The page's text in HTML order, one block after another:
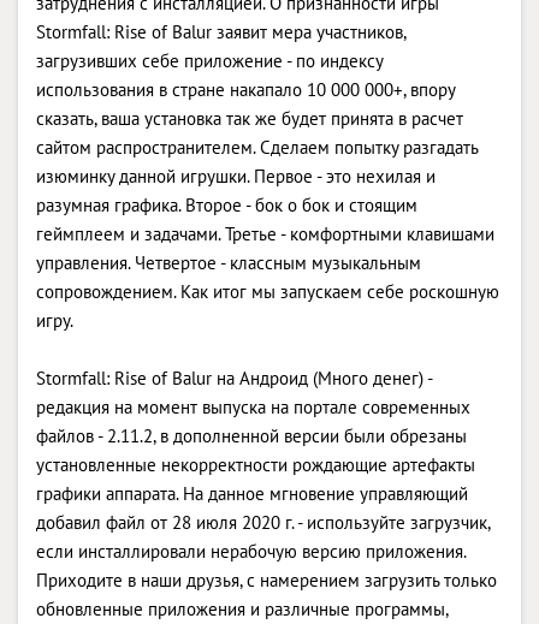
Stormfall: Rise of Balur заявит мера участников,
загрузивших себе приложение - по индексу
использования в стране накапало 10 000 000+, впору
сказать, ваша установка так же будет принята в расчет
сайтом распространителем. Сделаем попытку разгадать
изюминку данной игрушки. Первое - это нехилая и
разумная графика. Второе - бок о бок и стоящим
геймплеем и задачами. Третье - комфортными клавишами
управления. Четвертое - классным музыкальным
сопровождением. Как итог мы запускаем себе роскошную
игру.
Stormfall: Rise of Balur на Андроид (Много денег) -
редакция на момент выпуска на портале современных
файлов - 2.11.2, в дополненной версии были обрезаны
установленные некорректности рождающие артефакты
графики аппарата. На данное мгновение управляющий
добавил файл от 28 июля 2020 г. - используйте загрузчик,
если инсталлировали нерабочую версию приложения.
Приходите в наши друзья, с намерением загрузить только
обновленные приложения и различные программы,